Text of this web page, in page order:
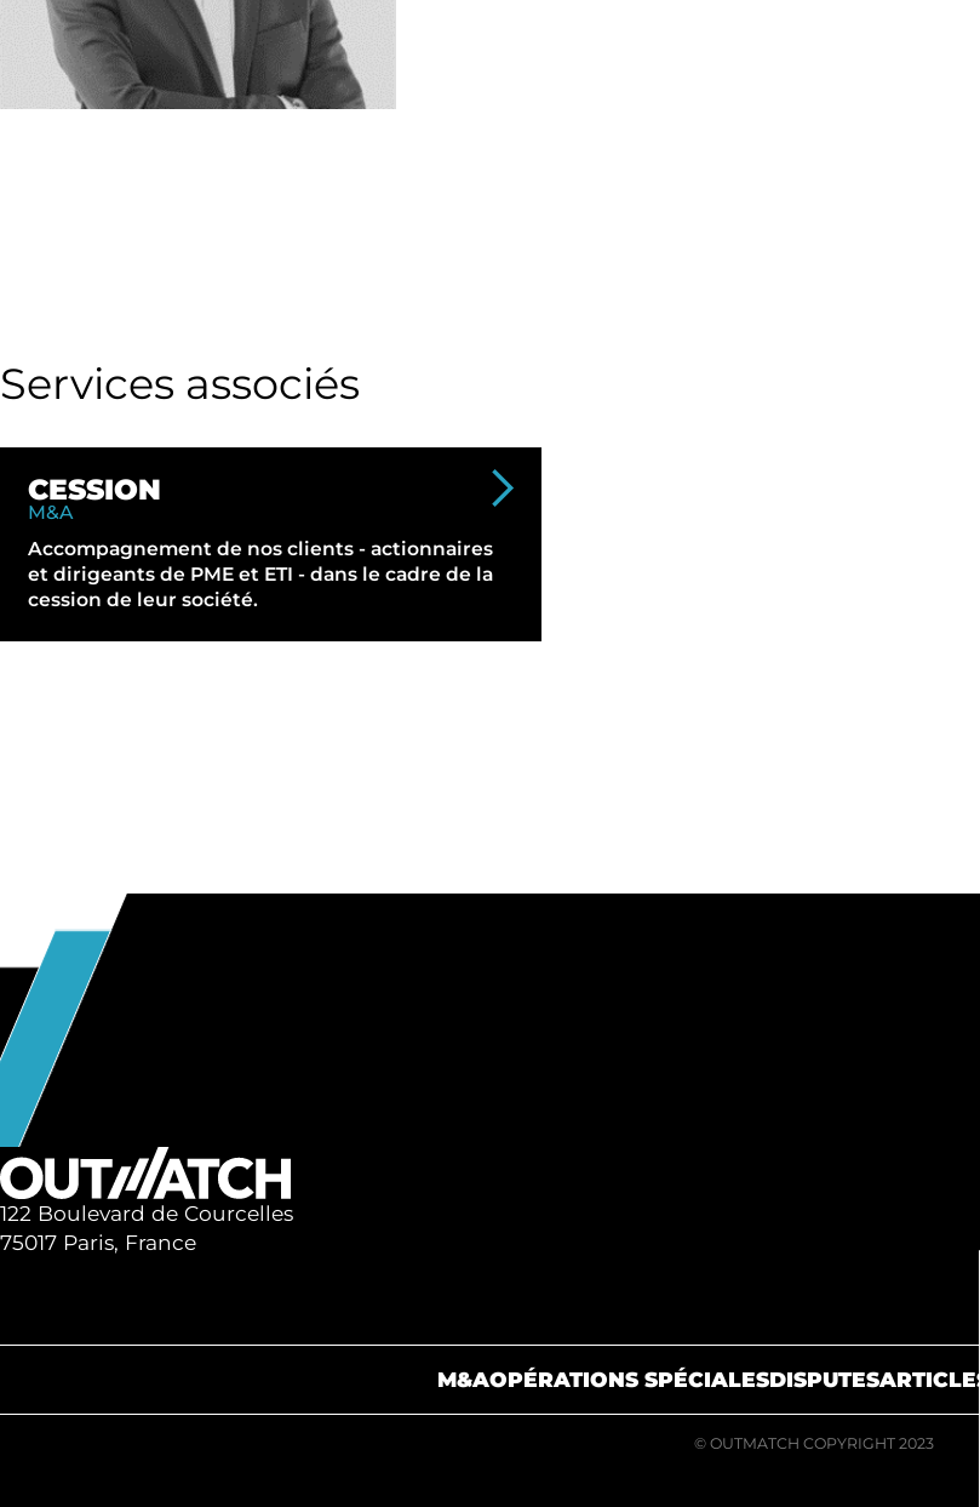
Services associés
CESSION
M&A
Accompagnement de nos clients - actionnaires
et dirigeants de PME et ETI - dans le cadre de la
cession de leur société.
122 Boulevard de Courcelles
75017 Paris, France
M&AOPÉRATIONS SPÉCIALESDISPUTESARTICLES
© OUTMATCH COPYRIGHT 2023